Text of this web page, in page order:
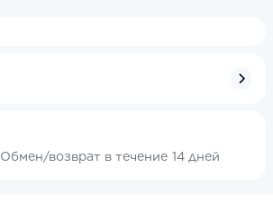
Обмен/возврат в течение 14 дней